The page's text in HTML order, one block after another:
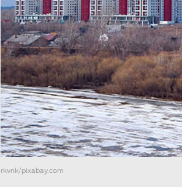
rkvnk/pixabay.com